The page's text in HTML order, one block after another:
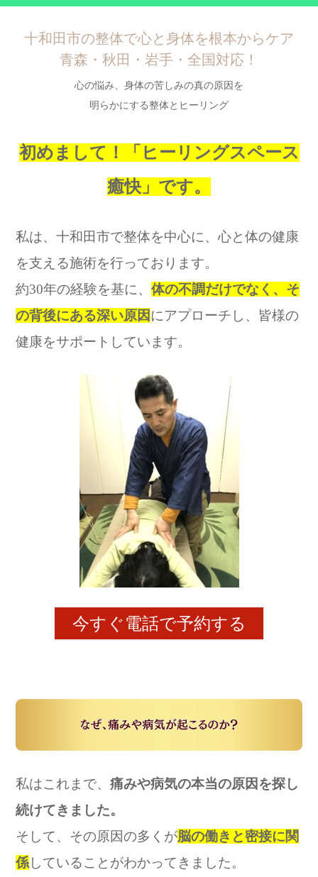
2026年1月1日より料金改定のお知らせ
新コースのご案内:癒快ヒーリングサロン
2026.07.19 8月のスケジュールです。
十和田市の整体で心と身体を根本からケア
青森・秋田・岩手・全国対応！
心の悩み、身体の苦しみの真の原因を
明らかにする整体とヒーリング
初めまして！「ヒーリングスペース
癒快」です。
私は、十和田市で整体を中心に、心と体の健康
を支える施術を行っております。
約30年の経験を基に、 体の不調だけでなく、そ
の背後にある深い原因 にアプローチし、皆様の
健康をサポートしています。
今すぐ電話で予約する
私はこれまで、 痛みや病気の本当の原因を探し
続けてきました。
そして、その原因の多くが脳の働きと密接に関
係していることがわかってきました。